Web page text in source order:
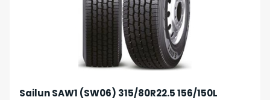
Sailun SAW1 (SW06) 315/80R22.5 156/150L